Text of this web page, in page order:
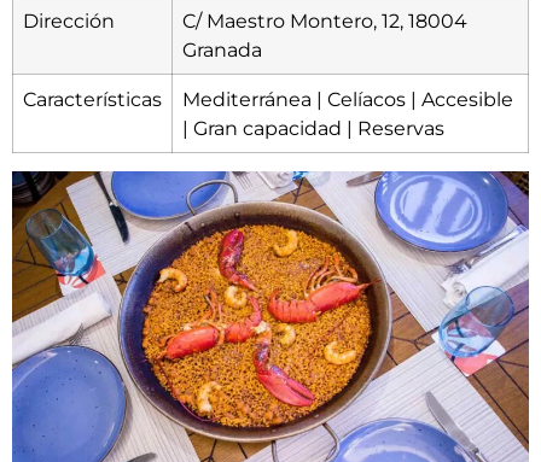
Dirección
C/ Maestro Montero, 12, 18004
Granada
Características
Mediterránea | Celíacos | Accesible
| Gran capacidad | Reservas